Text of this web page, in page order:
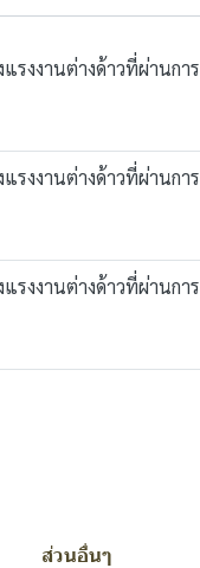
รงงานต่างด้าวที่ผ่านก
รงงานต่างด้าวที่ผ่านก
รงงานต่างด้าวที่ผ่านก
ส่วนอื่นๆ